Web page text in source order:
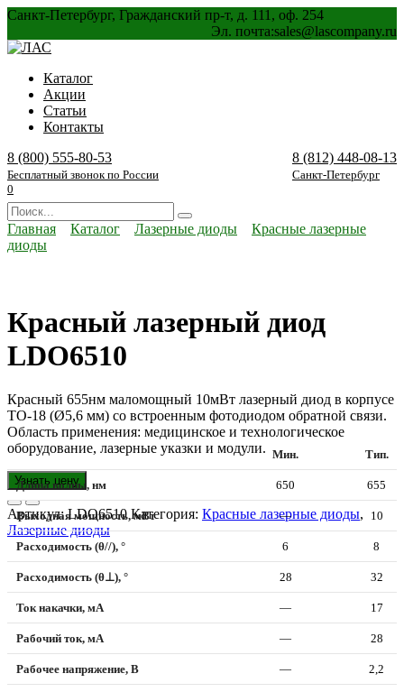
Перейти
содержанию
Санкт-Петербург, Гражданский пр-т, д. 111, оф. 254
Эл. почта:sales@lascompany.ru
Каталог
Акции
Статьи
Контакты
8 (800) 555-80-53
Бесплатный звонок по России
8 (812) 448-08-13
Санкт-Петербург
0
Search
for:
Главная Каталог Лазерные диоды
Красные лазерные
диоды
Красный лазерный диод
LDO6510
Красный 655нм маломощный 10мВт лазерный диод в корпусе
ТО-18 (Ø5,6 мм) со встроенным фотодиодом обратной связи.
Область применения: медицинское и технологическое
оборудование, лазерные указки и модули.
Узнать цену
Артикул:LDO6510 Категория: Красные лазерные диоды,
Лазерные диоды
Мин. Тип.
Длина волны, нм 650 655
Выходная мощность, мВт — 10
Расходимость (θ//), ° 6 8
Расходимость (θ⊥), ° 28 32
Ток накачки, мА — 17
Рабочий ток, мА — 28
Рабочее напряжение, В — 2,2